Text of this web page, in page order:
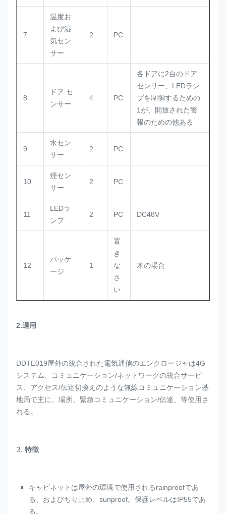
7
温度お
よび湿
気セン
サー
2 PC
8
ドア セ
ンサー
4 PC
各ドアに2台のドア
センサー、LEDラン
プを制御するための
1が、開放された警
報のための他ある
9
水セン
サー
2 PC
10
煙セン
サー
2 PC
11
LEDラ
ンプ
2 PC DC48V
12
パッケ
ージ
1
置
き
な
さ
い
木の場合
2.適用
DDTE019屋外の統合された電気通信のエンクロージャは4G
システム、コミュニケーション/ネットワークの統合サービ
ス、アクセス/伝達切換えのような無線コミュニケーション基
地局で主に、場所、緊急コミュニケーション/伝達、等使用さ
れる。
3. 特徴
キャビネットは屋外の環境で使用されるrainproofであ
る、およびちり止め、sunproof。保護レベルはIP55であ
る。